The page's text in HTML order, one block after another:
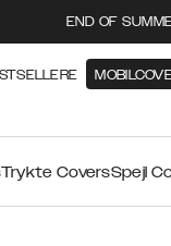
END OF
Trykte CoversSpejl